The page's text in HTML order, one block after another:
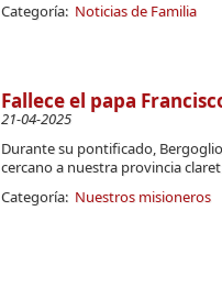
Categoría: Noticias de Familia
Fallece el papa
21-04-2025
Durante su pontificado,
cercano a nuestra provincia
Categoría: Nuestros misioneros